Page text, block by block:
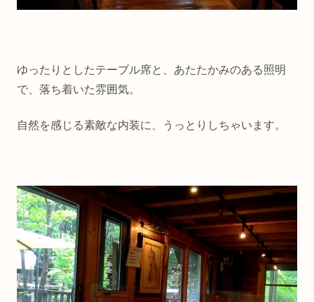
ゆったりとしたテーブル席と、あたたかみのある照明
で、落ち着いた雰囲気。
自然を感じる素敵な内装に、うっとりしちゃいます。